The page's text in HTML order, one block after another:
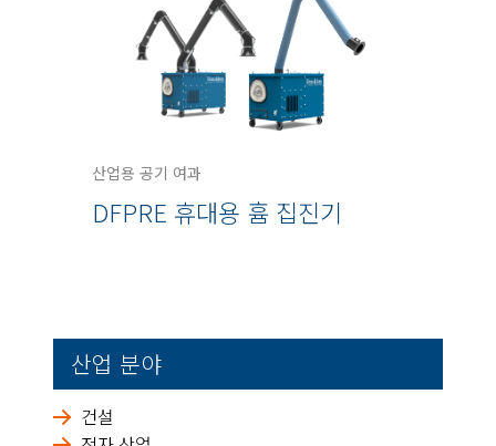
산업용 공기 여과
DFPRE 휴대용 흄 집진기
산업 분야
건설